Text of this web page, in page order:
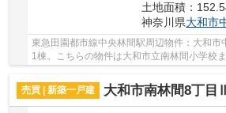
土地面積：
神奈川県大和市
東急田園都市線中央林間駅周辺物件：大和市
1棟。こちらの物件は大和市立南林間小学校
売買 | 新築一戸建
大和市南林間8丁目Ⅲ期